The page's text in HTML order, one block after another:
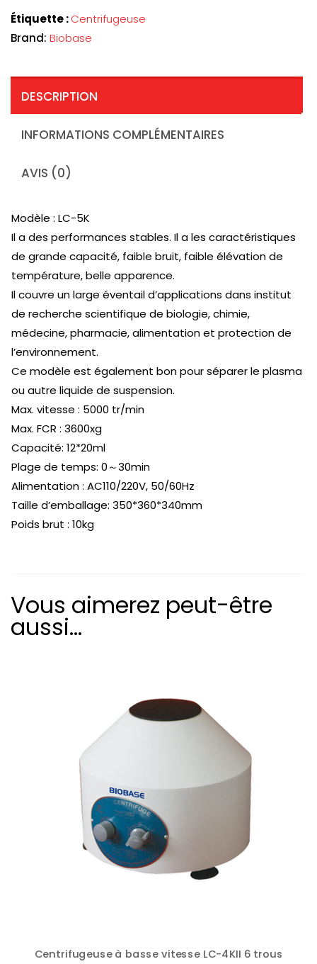
Étiquette :Centrifugeuse
Brand: Biobase
DESCRIPTION
INFORMATIONS COMPLÉMENTAIRES
AVIS (0)
Modèle : LC-5K
Il a des performances stables. Il a les caractéristiques
de grande capacité, faible bruit, faible élévation de
température, belle apparence.
Il couvre un large éventail d’applications dans institut
de recherche scientifique de biologie, chimie,
médecine, pharmacie, alimentation et protection de
l’environnement.
Ce modèle est également bon pour séparer le plasma
ou autre liquide de suspension.
Max. vitesse : 5000 tr/min
Max. FCR : 3600xg
Capacité: 12*20ml
Plage de temps: 0～30min
Alimentation : AC110/220V, 50/60Hz
Taille d’emballage: 350*360*340mm
Poids brut : 10kg
Vous aimerez peut-être
aussi…
Centrifugeuse à basse vitesse LC-4KII 6 trous